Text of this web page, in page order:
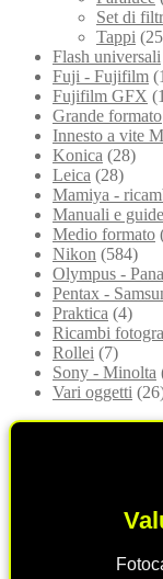
Set di
Tappi
Flash universali
Fuji - Fujifilm
Fujifilm GFX
Grande formato
Innesto a vite
Konica (28)
Leica (28)
Mamiya -
Manuali e guide
Medio formato
Nikon (584)
Olympus -
Pentax -
Praktica (4)
Ricambi
Rollei (7)
Sony - Minolta
Vari oggetti